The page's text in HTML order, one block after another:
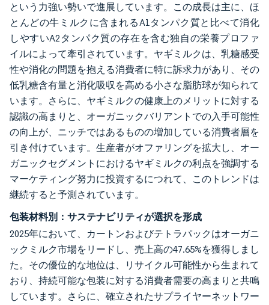
という力強い勢いで進展しています。この成長は主に、ほ
とんどの牛ミルクに含まれるA1タンパク質と比べて消化
しやすいA2タンパク質の存在を含む独自の栄養プロファ
イルによって牽引されています。ヤギミルクは、乳糖感受
性や消化の問題を抱える消費者に特に訴求力があり、その
低乳糖含有量と消化吸収を高める小さな脂肪球が知られて
います。さらに、ヤギミルクの健康上のメリットに対する
認識の高まりと、オーガニックバリアントでの入手可能性
の向上が、ニッチではあるものの増加している消費者層を
引き付けています。生産者がオファリングを拡大し、オー
ガニックセグメントにおけるヤギミルクの利点を強調する
マーケティング努力に投資するにつれて、このトレンドは
継続すると予測されています。
包装材料別：サステナビリティが選択を形成
2025年において、カートンおよびテトラパックはオーガニ
ックミルク市場をリードし、売上高の47.65%を獲得しまし
た。その優位的な地位は、リサイクル可能性から生まれて
おり、持続可能な包装に対する消費者需要の高まりと共鳴
しています。さらに、確立されたサプライヤーネットワー